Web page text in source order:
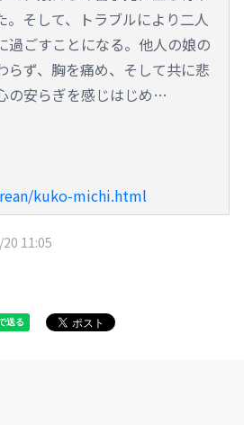
。そして、トラブルにより二人
過ごすことになる。他人の娘の
らず、胸を痛め、そして共に悲
の安らぎを感じはじめ…
kuko-michi.html
11:05